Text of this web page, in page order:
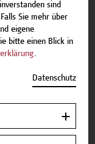
Informationen
sind
Sie mehr über
eigene
bitte einen Blick in
.
Datenschutz